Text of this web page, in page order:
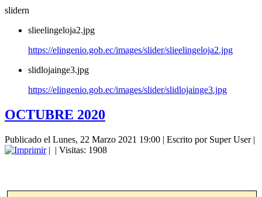
slidern
slieelingeloja2.jpg
https://elingenio.gob.ec/images/slider/slieelingeloja2.jpg
slidlojainge3.jpg
https://elingenio.gob.ec/images/slider/slidlojainge3.jpg
OCTUBRE 2020
Publicado el Lunes, 22 Marzo 2021 19:00 | Escrito por Super User|
| | Visitas: 1908